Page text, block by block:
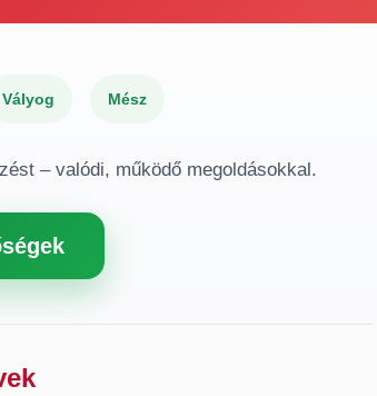
Vályog Mész
– valódi, működő megoldásokkal.